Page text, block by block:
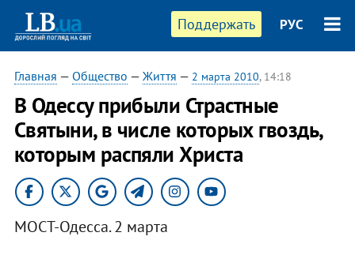
Поддержать РУС
Главная — Общество — Життя — 2 марта 2010, 14:18
В Одессу прибыли Страстные
Святыни, в числе которых гвоздь,
которым распяли Христа
МОСТ-Одесса. 2 марта